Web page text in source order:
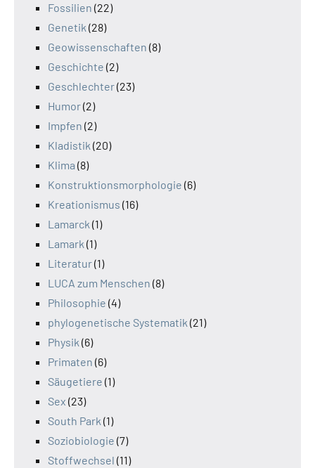
Fossilien (22)
Genetik (28)
Geowissenschaften (8)
Geschichte (2)
Geschlechter(23)
Humor(2)
Impfen (2)
Kladistik (20)
Klima (8)
Konstruktionsmorphologie (6)
Kreationismus (16)
Lamarck (1)
Lamark (1)
Literatur(1)
LUCA zum Menschen (8)
Philosophie (4)
phylogenetische Systematik (21)
Physik (6)
Primaten (6)
Säugetiere (1)
Sex (23)
South Park (1)
Soziobiologie (7)
Stoffwechsel (11)